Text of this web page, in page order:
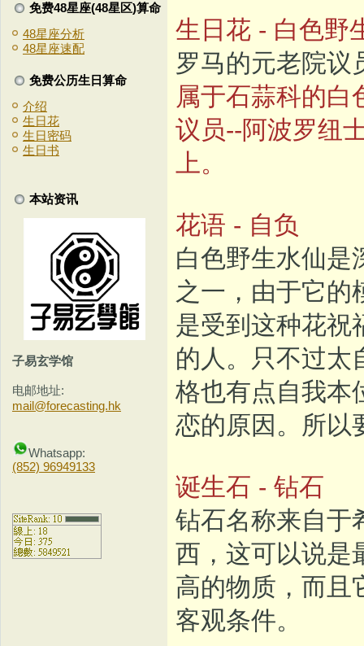
免费48星座(48星区)算命
48星座分析
48星座速配
免费公历生日算命
介绍
生日花
生日密码
生日书
本站资讯
子易玄学馆
电邮地址:
mail@forecasting.hk
Whatsapp:
(852) 96949133
生日花 - 白色野
罗马的元老院议
属于石蒜科的白
议员--阿波罗纽
上。
花语 - 自负
白色野生水仙是
之一，由于它的
是受到这种花祝
的人。只不过太
格也有点自我本
恋的原因。所以
诞生石 - 钻石
钻石名称来自于
西，这可以说是
高的物质，而且
客观条件。